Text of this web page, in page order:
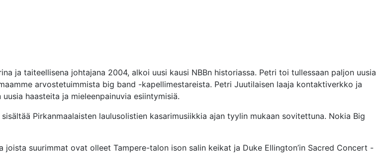
ja taiteellisena johtajana 2004, alkoi uusi kausi NBBn historiassa. Petri toi tullessaan paljon uusia
arvostetuimmista big band -kapellimestareista. Petri Juutilaisen laaja kontaktiverkko ja
haasteita ja mieleenpainuvia esiintymisiä.
Pirkanmaalaisten laulusolistien kasarimusiikkia ajan tyylin mukaan sovitettuna. Nokia Big
suurimmat ovat olleet Tampere-talon ison salin keikat ja Duke Ellington’in Sacred Concert -